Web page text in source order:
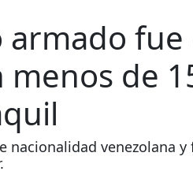
armado
menos de
nacionalidad venezolana